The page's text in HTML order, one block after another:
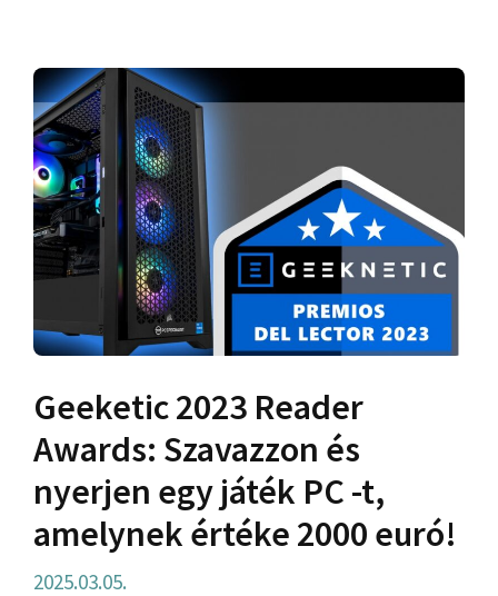
Geeketic 2023 Reader
Awards: Szavazzon és
nyerjen egy játék PC -t,
amelynek értéke 2000 euró!
2025.03.05.